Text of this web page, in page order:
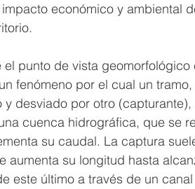
económico y ambiental
el punto de vista
fenómeno por el cual un
y desviado por otro
cuenca hidrográfica, que se
su caudal. La captura
aumenta su longitud hasta
este último a través de un